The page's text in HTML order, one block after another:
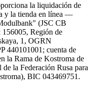
la liquidación de
y la tienda en línea —
(JSC CB
Región de
1, OGRN
440101001; cuenta de
la Rama de Kostroma de
la Federación Rusa para
BIC 043469751.